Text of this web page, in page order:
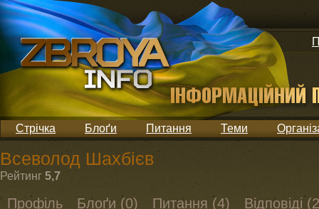
Стрічка Блоґи Питання Теми
Всеволод Шахбієв
Рейтинг 5,7
Профіль Блоґи (0) Питання (4) Відповіді